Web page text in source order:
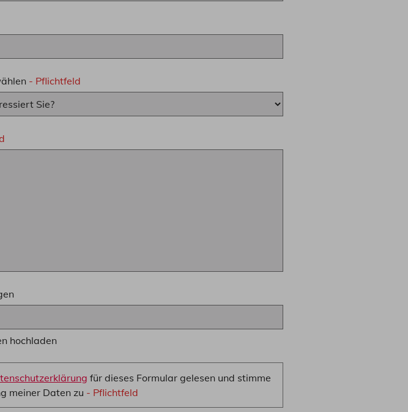
- Pflichtfeld
hochladen
für dieses Formular gelesen und stimme
meiner Daten zu - Pflichtfeld